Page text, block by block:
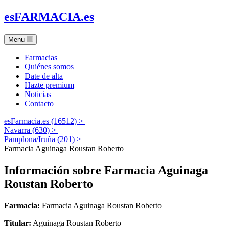
esFARMACIA.es
Menu
Farmacias
Quiénes somos
Date de alta
Hazte premium
Noticias
Contacto
esFarmacia.es (16512) >
Navarra (630) >
Pamplona/Iruña (201) >
Farmacia Aguinaga Roustan Roberto
Información sobre Farmacia Aguinaga
Roustan Roberto
Farmacia: Farmacia Aguinaga Roustan Roberto
Titular: Aguinaga Roustan Roberto